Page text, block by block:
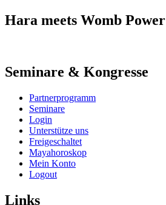
Hara meets Womb Power
Seminare & Kongresse
Partnerprogramm
Seminare
Login
Unterstütze uns
Freigeschaltet
Mayahoroskop
Mein Konto
Logout
Links